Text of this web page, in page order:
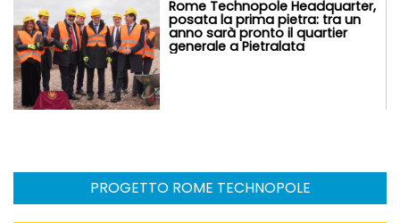
Rome Technopole Headquarter,
posata la prima pietra: tra un
anno sarà pronto il quartier
generale a Pietralata
PROGETTO ROME TECHNOPOLE